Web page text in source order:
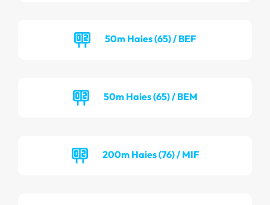
50m Haies (65) / BEF
50m Haies (65) / BEM
200m Haies (76) / MIF